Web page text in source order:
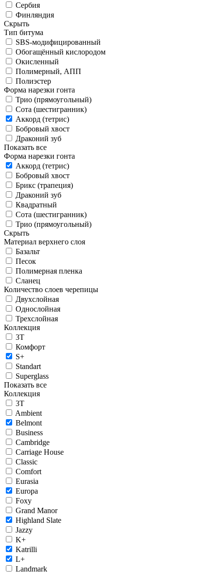
Сербия
Финляндия
Скрыть
Тип битума
SBS-модифицированный
Обогащённый кислородом
Окисленный
Полимерный, АПП
Полиэстер
Форма нарезки гонта
Трио (прямоугольный)
Сота (шестигранник)
Аккорд (тетрис)
Бобровый хвост
Драконий зуб
Показать все
Форма нарезки гонта
Аккорд (тетрис)
Бобровый хвост
Брикс (трапеция)
Драконий зуб
Квадратный
Сота (шестигранник)
Трио (прямоугольный)
Скрыть
Материал верхнего слоя
Базальт
Песок
Полимерная пленка
Сланец
Количество слоев черепицы
Двухслойная
Однослойная
Трехслойная
Коллекция
3T
Комфорт
S+
Standart
Superglass
Показать все
Коллекция
3T
Ambient
Belmont
Business
Cambridge
Carriage House
Classic
Comfort
Eurasia
Europa
Foxy
Grand Manor
Highland Slate
Jazzy
K+
Katrilli
L+
Landmark